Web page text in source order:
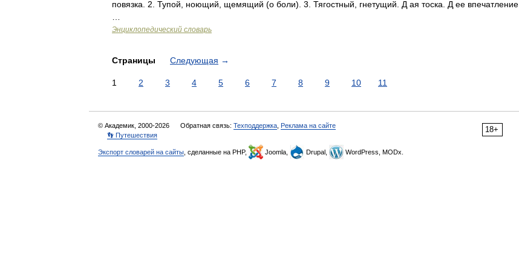
повязка. 2. Тупой, ноющий, щемящий (о боли). 3. Тягостный, гнетущий. Д ая тоска. Д ее впечатление
Энциклопедический словарь
Страницы Следующая →
1 2 3 4 5 6 7 8 9 10 11
18+
© Академик, 2000-2026 Обратная связь: Техподдержка Реклама на сайте
👣 Путешествия
Экспорт словарей на сайты , сделанные на PHP, Joomla, Drupal, WordPress, MODx.